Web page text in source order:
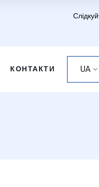
КОНТАКТИ UA